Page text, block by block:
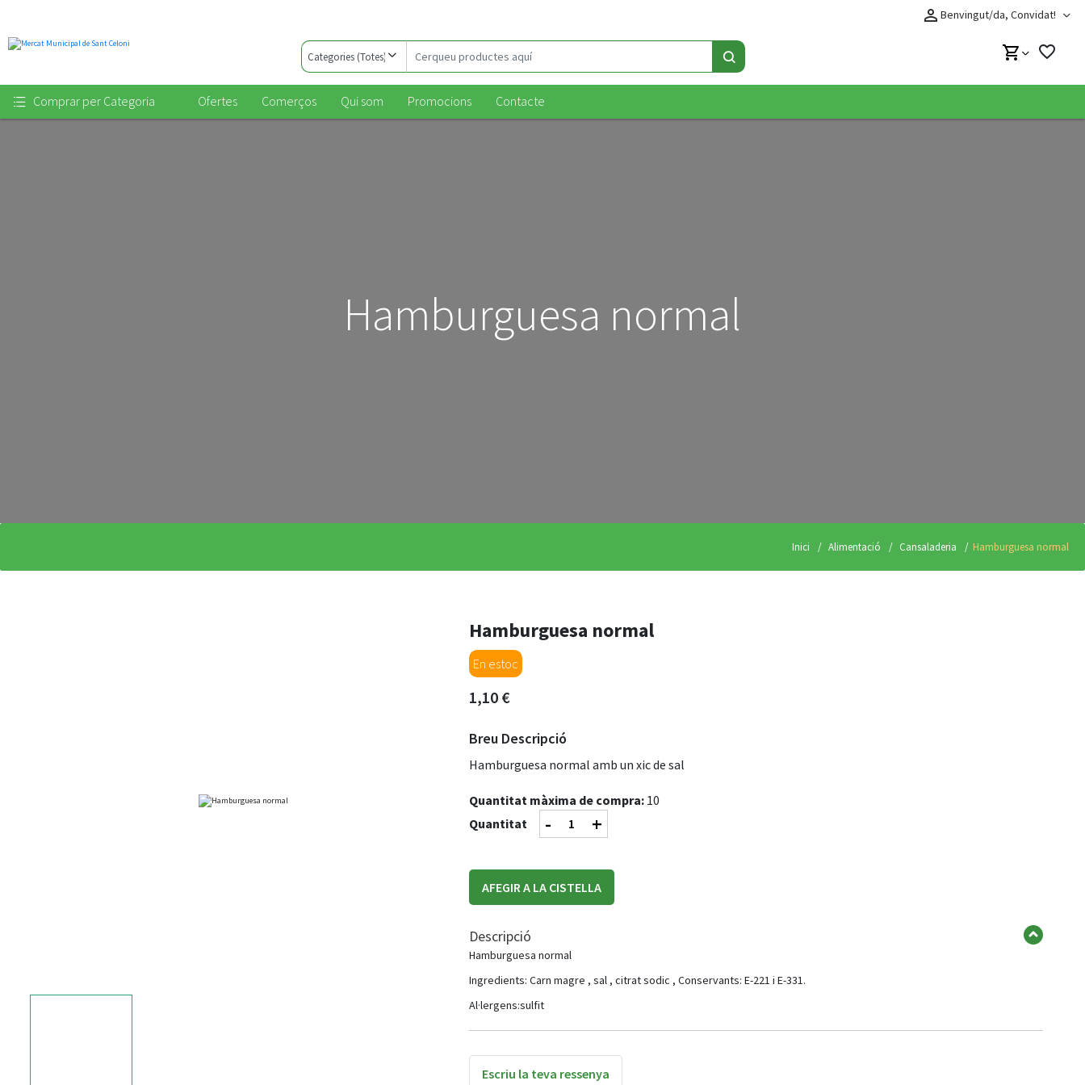
perm_identity Benvingut/da, Convidat!
Categories
(Totes)
productes
aquí
Cerqueu productes aquí shopping_cart favorite_border
Comprar per Categoria Ofertes Comerços Qui som Promocions Contacte
Hamburguesa normal
Inici Alimentació Cansaladeria Hamburguesa normal
Hamburguesa normal
En estoc
1,10 €
Breu Descripció
Hamburguesa normal amb un xic de sal
Quantitat màxima de compra: 10
Quantitat
- +
AFEGIR A LA CISTELLA
Descripció
Hamburguesa normal
Ingredients: Carn magre , sal , citrat sodic , Conservants: E-221 i E-331.
Al·lergens:sulfit
Escriu la teva ressenya